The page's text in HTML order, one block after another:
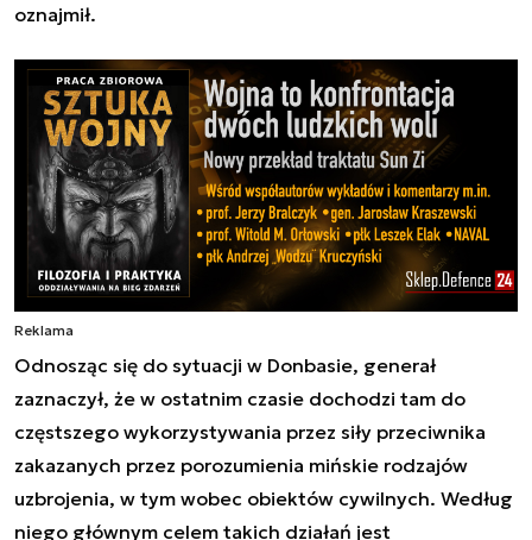
oznajmił.
Reklama
Odnosząc się do sytuacji w Donbasie, generał
zaznaczył, że w ostatnim czasie dochodzi tam do
częstszego wykorzystywania przez siły przeciwnika
zakazanych przez porozumienia mińskie rodzajów
uzbrojenia, w tym wobec obiektów cywilnych. Według
niego głównym celem takich działań jest